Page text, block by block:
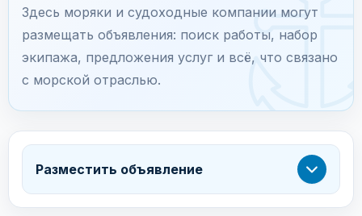
Здесь моряки и судоходные компании могут
размещать объявления: поиск работы, набор
экипажа, предложения услуг и всё, что связано
с морской отраслью.
Разместить объявление